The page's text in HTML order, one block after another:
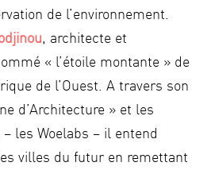
de l’environnement.
, architecte et
« l’étoile montante » de
de l’Ouest. A travers son
d’Architecture » et les
les Woelabs – il entend
villes du futur en remettant